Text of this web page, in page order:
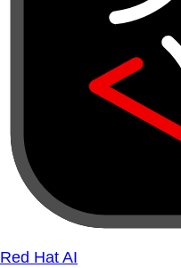
Red Hat AI